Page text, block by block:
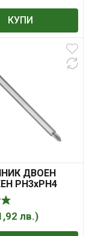
КУПИ
ДВОЕН
PH3xPH4
лв.)